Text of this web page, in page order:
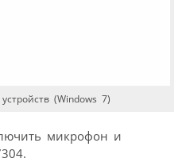
(Windows 7)
микрофон и